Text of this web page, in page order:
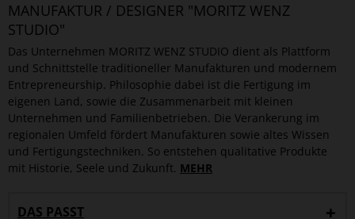
MANUFAKTUR / DESIGNER "MORITZ WENZ
STUDIO"
Das Unternehmen MORITZ WENZ STUDIO dient als Plattform
und Schnittstelle traditioneller Manufakturen und modernem
Entrepreneurship. Philosophie dabei ist die Fertigung im
eigenen Land, sowie die Zusammenarbeit mit kleinen
Unternehmen und Familienbetrieben. Die Verankerung im
regionalen Umfeld fördert Manufakturen sowie altes Wissen
und Fertigungstechniken. So entstehen qualitative Produkte
mit Historie, Seele und Zukunft. MEHR
DAS PASST